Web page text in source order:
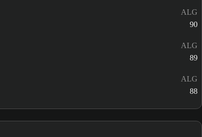
ALG
90
ALG
89
ALG
88